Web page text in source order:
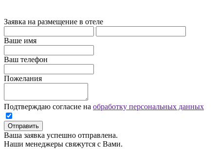
Заявка на размещение в отеле
Ваше имя
Ваш телефон
Пожелания
Подтверждаю согласие на обработку персональных данных
Отправить
Ваша заявка успешно отправлена.
Наши менеджеры свяжутся с Вами.